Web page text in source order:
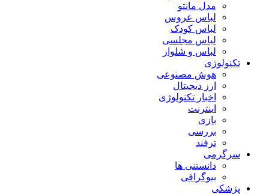
مدل مانتو
لباس عروس
لباس کودک
لباس مجلسی
لباس و شلوار
تکنولوژی
هوش مصنوعی
ارز دیجیتال
اخبار تکنولوژی
اینترنت
بازی
بررسی
ترفند
سرگرمی
دانستنی ها
بیوگرافی
پزشکی